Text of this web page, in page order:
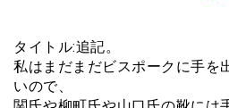
タイトル:追記。
私はまだまだビスポークに手を
いので、